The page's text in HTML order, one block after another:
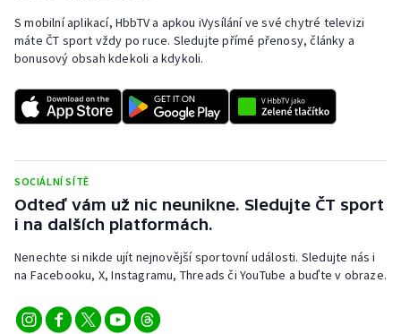
S mobilní aplikací, HbbTV a apkou iVysílání ve své chytré televizi
máte ČT sport vždy po ruce. Sledujte přímé přenosy, články a
bonusový obsah kdekoli a kdykoli.
SOCIÁLNÍ SÍTĚ
Odteď vám už nic neunikne. Sledujte ČT sport
i na dalších platformách.
Nenechte si nikde ujít nejnovější sportovní události. Sledujte nás i
na Facebooku, X, Instagramu, Threads či YouTube a buďte v obraze.